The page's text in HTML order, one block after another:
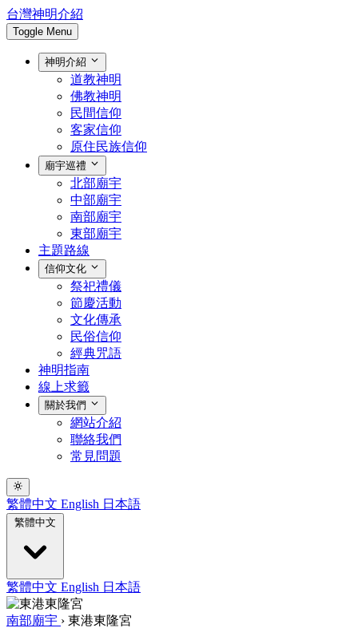
台灣神明介紹
Toggle Menu
神明介紹
道教神明
佛教神明
民間信仰
客家信仰
原住民族信仰
廟宇巡禮
北部廟宇
中部廟宇
南部廟宇
東部廟宇
主題路線
信仰文化
祭祀禮儀
節慶活動
文化傳承
民俗信仰
經典咒語
神明指南
線上求籤
關於我們
網站介紹
聯絡我們
常見問題
繁體中文 English 日本語
繁體中文
繁體中文 English 日本語
南部廟宇 › 東港東隆宮